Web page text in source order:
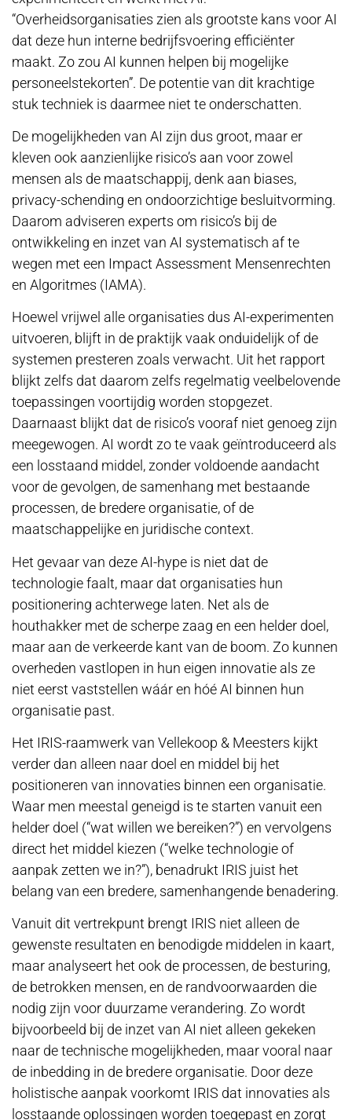
“Overheidsorganisaties zien als grootste kans voor AI
dat deze hun interne bedrijfsvoering efficiënter
maakt. Zo zou AI kunnen helpen bij mogelijke
personeelstekorten”. De potentie van dit krachtige
stuk techniek is daarmee niet te onderschatten.
De mogelijkheden van AI zijn dus groot, maar er
kleven ook aanzienlijke risico’s aan voor zowel
mensen als de maatschappij, denk aan biases,
privacy-schending en ondoorzichtige besluitvorming.
Daarom adviseren experts om risico’s bij de
ontwikkeling en inzet van AI systematisch af te
wegen met een Impact Assessment Mensenrechten
en Algoritmes (IAMA).
Hoewel vrijwel alle organisaties dus AI-experimenten
uitvoeren, blijft in de praktijk vaak onduidelijk of de
systemen presteren zoals verwacht. Uit het rapport
blijkt zelfs dat daarom zelfs regelmatig veelbelovende
toepassingen voortijdig worden stopgezet.
Daarnaast blijkt dat de risico’s vooraf niet genoeg zijn
meegewogen. AI wordt zo te vaak geïntroduceerd als
een losstaand middel, zonder voldoende aandacht
voor de gevolgen, de samenhang met bestaande
processen, de bredere organisatie, of de
maatschappelijke en juridische context.
Het gevaar van deze AI-hype is niet dat de
technologie faalt, maar dat organisaties hun
positionering achterwege laten. Net als de
houthakker met de scherpe zaag en een helder doel,
maar aan de verkeerde kant van de boom. Zo kunnen
overheden vastlopen in hun eigen innovatie als ze
niet eerst vaststellen wáár en hóé AI binnen hun
organisatie past.
Het IRIS-raamwerk van Vellekoop & Meesters kijkt
verder dan alleen naar doel en middel bij het
positioneren van innovaties binnen een organisatie.
Waar men meestal geneigd is te starten vanuit een
helder doel (“wat willen we bereiken?”) en vervolgens
direct het middel kiezen (“welke technologie of
aanpak zetten we in?”), benadrukt IRIS juist het
belang van een bredere, samenhangende benadering.
Vanuit dit vertrekpunt brengt IRIS niet alleen de
gewenste resultaten en benodigde middelen in kaart,
maar analyseert het ook de processen, de besturing,
de betrokken mensen, en de randvoorwaarden die
nodig zijn voor duurzame verandering. Zo wordt
bijvoorbeeld bij de inzet van AI niet alleen gekeken
naar de technische mogelijkheden, maar vooral naar
de inbedding in de bredere organisatie. Door deze
holistische aanpak voorkomt IRIS dat innovaties als
losstaande oplossingen worden toegepast en zorgt